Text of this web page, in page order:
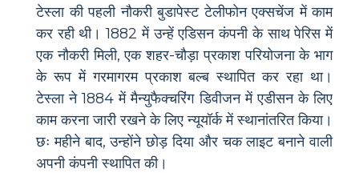
टेस्ला की पहली नौकरी बुडापेस्ट टेलीफोन एक्सचेंज में काम
कर रही थी। 1882 में उन्हें एडिसन कंपनी के साथ पेरिस में
एक नौकरी मिली, एक शहर-चौड़ा प्रकाश परियोजना के भाग
के रूप में गरमागरम प्रकाश बल्ब स्थापित कर रहा था।
टेस्ला ने 1884 में मैन्युफैक्चरिंग डिवीजन में एडीसन के लिए
काम करना जारी रखने के लिए न्यूयॉर्क में स्थानांतरित किया।
छः महीने बाद, उन्होंने छोड़ दिया और चक लाइट बनाने वाली
अपनी कंपनी स्थापित की।